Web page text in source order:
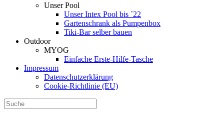
Unser Pool
Unser Intex Pool bis ´22
Gartenschrank als Pumpenbox
Tiki-Bar selber bauen
Outdoor
MYOG
Einfache Erste-Hilfe-Tasche
Impressum
Datenschutzerklärung
Cookie-Richtlinie (EU)